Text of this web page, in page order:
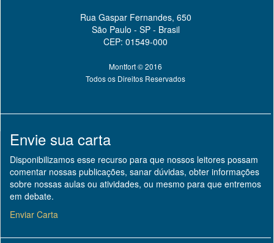
Rua Gaspar Fernandes, 650
São Paulo - SP - Brasil
CEP: 01549-000
Montfort © 2016
Todos os Direitos Reservados
Envie sua carta
Disponibilizamos esse recurso para que nossos leitores possam
comentar nossas publicações, sanar dúvidas, obter informações
sobre nossas aulas ou atividades, ou mesmo para que entremos
em debate.
Enviar Carta